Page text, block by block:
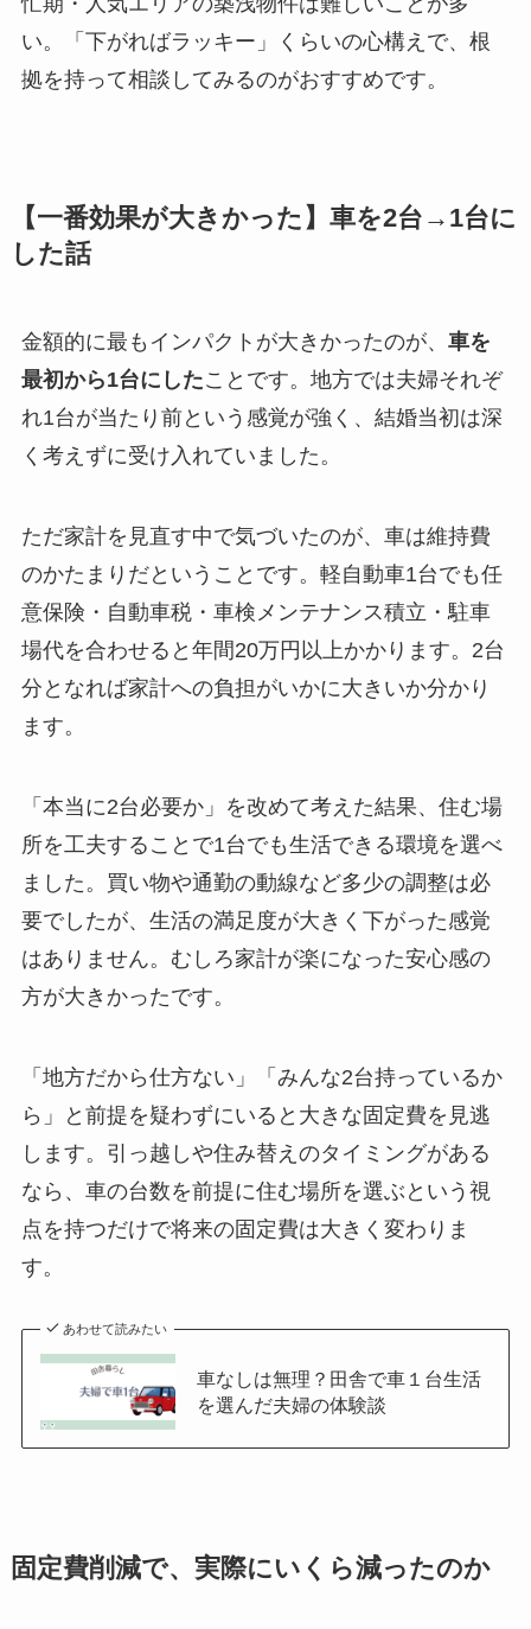
い。「下がればラッキー」くらいの心構えで、根
拠を持って相談してみるのがおすすめです。
【一番効果が大きかった】車を2台→1台に
した話
金額的に最もインパクトが大きかったのが、 車を
最初から1台にしたことです。地方では夫婦それぞ
れ1台が当たり前という感覚が強く、結婚当初は深
く考えずに受け入れていました。
ただ家計を見直す中で気づいたのが、車は維持費
のかたまりだということです。軽自動車1台でも任
意保険・自動車税・車検メンテナンス積立・駐車
場代を合わせると年間20万円以上かかります。2台
分となれば家計への負担がいかに大きいか分かり
ます。
「本当に2台必要か」を改めて考えた結果、住む場
所を工夫することで1台でも生活できる環境を選べ
ました。買い物や通勤の動線など多少の調整は必
要でしたが、生活の満足度が大きく下がった感覚
はありません。むしろ家計が楽になった安心感の
方が大きかったです。
「地方だから仕方ない」「みんな2台持っているか
ら」と前提を疑わずにいると大きな固定費を見逃
します。引っ越しや住み替えのタイミングがある
なら、車の台数を前提に住む場所を選ぶという視
点を持つだけで将来の固定費は大きく変わりま
す。
あわせて読みたい
車なしは無理？田舎で車１台生活
を選んだ夫婦の体験談
固定費削減で、実際にいくら減ったのか